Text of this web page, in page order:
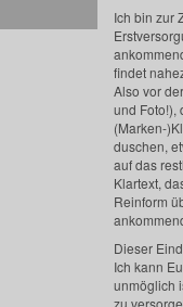
Ich bin zur
findet
Also vor
und Foto!),
(Marken-
duschen,
auf das
Klartext,
Reinform
Dieser
Ich kann
unmöglich
zu